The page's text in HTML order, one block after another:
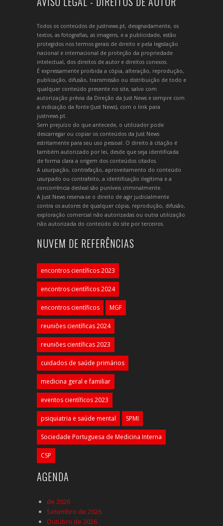
Todos os conteúdos de justnews.pt, designadamente, os
textos, as fotografias, as imagens, e a publicidade, estão
protegidos nos termos gerais de direito e pela legislação
nacional e internacional de proteção da propriedade
intelectual, dos direitos de autor e direitos conexos.
É expressamente proibida a cópia, alteração, reprodução,
publicação, difusão, transmissão ou distribuição de todo e
qualquer conteúdo presente no site, salvo com
autorização prévia da Direção da Just News e sempre com
a indicação da fonte (Just News), com o link para
justnews.pt.
Sem prejuízo do que antecede, o utilizador pode
descarregar ou copiar os conteúdos da Just News
estritamente para seu uso pessoal. O direito à citação é
também autorizado por lei, desde que seja identificada
de forma clara a origem dos conteúdos citados.
A usurpação, contrafação, aproveitamento do conteúdo
usurpado ou contrafeito, a identificação ilegítima e a
concorrência desleal são puníveis criminalmente.
A Just News reserva-se o direito de agir judicialmente
contra os autores de qualquer cópia, reprodução, difusão,
exploração comercial não autorizadas ou outra utilização
não autorizada do conteúdo do site por terceiros.
NUVEM DE REFERÊNCIAS
encontros científicos 2023
encontros científicos 2024
encontros científicos MGF
reuniões científicas 2024
reuniões científicas 2023
cuidados de saúde primários
medicina geral e familiar
eventos científicos 2023
psiquiatria e saúde mental SPMI
Sociedade Portuguesa de Medicina Interna
CSP
AGENDA
de 2026
Setembro de 2026
Outubro de 2026